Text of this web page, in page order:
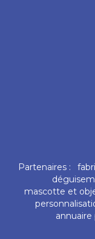
Partenaires :
mascotte et
annuaire